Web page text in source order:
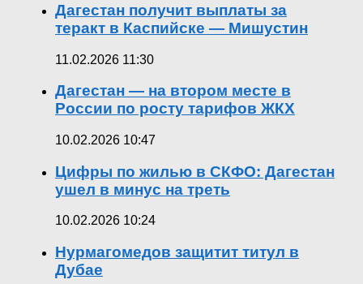
Дагестан получит выплаты за
теракт в Каспийске — Мишустин
11.02.2026 11:30
Дагестан — на втором месте в
России по росту тарифов ЖКХ
10.02.2026 10:47
Цифры по жилью в СКФО: Дагестан
ушел в минус на треть
10.02.2026 10:24
Нурмагомедов защитит титул в
Дубае